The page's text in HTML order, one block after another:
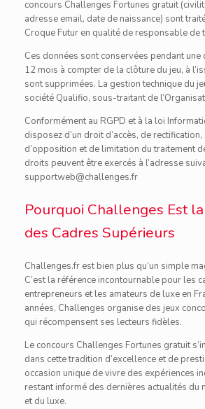
concours Challenges Fortunes gratuit
adresse email, date de naissance) sont
Croque Futur en qualité de responsable de
Ces données sont conservées pendant une
12 mois à compter de la clôture du jeu, à
sont supprimées. La gestion technique du
société Qualifio, sous-traitant de
Conformément au RGPD et à la loi
disposez d’un droit d’accès, de rectification,
d’opposition et de limitation du traitement
droits peuvent être exercés à l’adresse
supportweb@challenges.fr
Pourquoi Challenges Est
des Cadres Supérieurs
Challenges.fr est bien plus qu’un simple
C’est la référence incontournable pour les
entrepreneurs et les amateurs de luxe en
années, Challenges organise des jeux
qui récompensent ses lecteurs fidèles.
Le concours Challenges Fortunes gratuit
dans cette tradition d’excellence et de
occasion unique de vivre des expériences
restant informé des dernières actualités du
et du luxe.